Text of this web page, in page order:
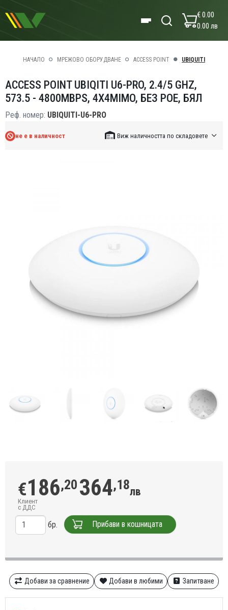
€ 0.00
0.00 лв
НАЧАЛО МРЕЖОВО ОБОРУДВАНЕ ACCESS POINT UBIQUITI
ACCESS POINT UBIQITI U6-PRO, 2.4/5 GHZ,
573.5 - 4800MBPS, 4X4MIMO, БЕЗ POE, БЯЛ
Реф. номер: UBIQUITI-U6-PRO
не е в наличност Виж наличността по складовете
€186,20 364,18лв
Клиент
с ДДС
бр. Прибави в кошницата
Добави за сравнение Добави в любими Запитване